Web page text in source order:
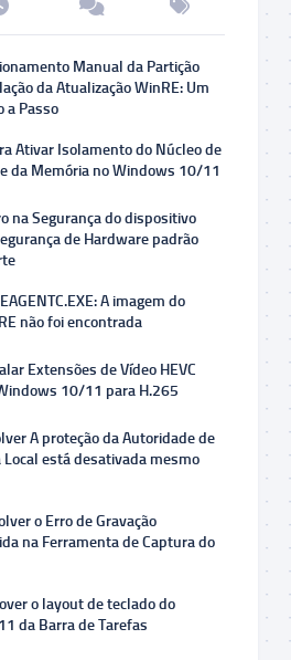
Manual da Partição
da Atualização WinRE: Um
a Passo
Ativar Isolamento do Núcleo de
da Memória no Windows 10/11
na Segurança do dispositivo
de Hardware padrão
A imagem do
não foi encontrada
Extensões de Vídeo HEVC
10/11 para H.265
A proteção da Autoridade de
Local está desativada mesmo
o Erro de Gravação
na Ferramenta de Captura do
o layout de teclado do
da Barra de Tarefas